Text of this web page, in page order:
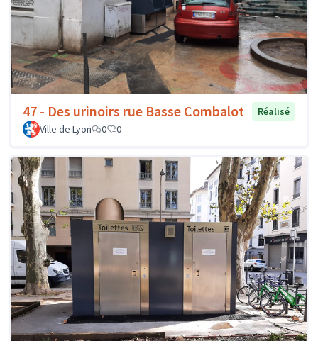
47 - Des urinoirs rue Basse Combalot
Réalisé
Ville de Lyon
0 0